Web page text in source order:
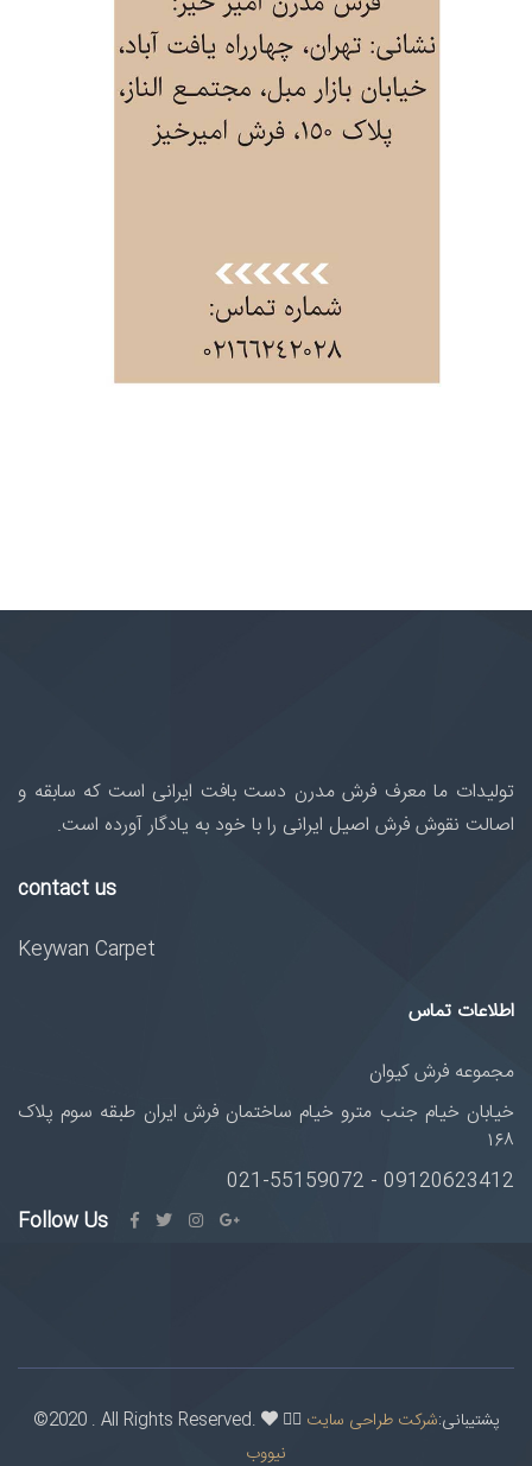
تولیدات ما معرف فرش مدرن دست بافت ایرانی است که سابقه و
اصالت نقوش فرش اصیل ایرانی را با خود به یادگار آورده است.
contact us
Keywan Carpet
اطلاعات تماس
مجموعه فرش کیوان
خیابان خیام جنب مترو خیام ساختمان فرش ایران طبقه سوم پلاک
۱۶۸
09120623412 - 021-55159072
Follow Us
©2020 . All Rights Reserved. پشتیبانی:شرکت طراحی سایت
نیووب